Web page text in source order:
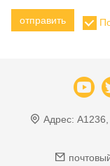
отправить
Адрес: